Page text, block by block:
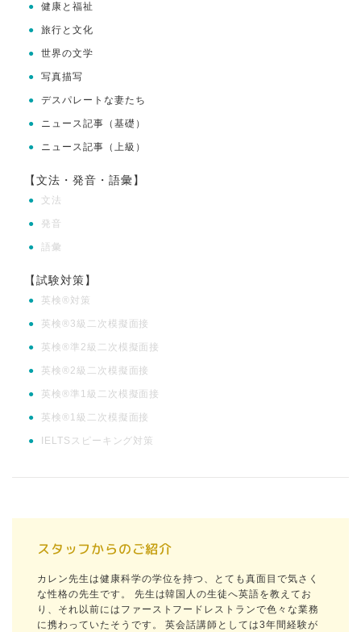
● 健康と福祉
● 旅行と文化
● 世界の文学
● 写真描写
● デスパレートな妻たち
● ニュース記事（基礎）
● ニュース記事（上級）
【文法・発音・語彙】
● 文法
● 発音
● 語彙
【試験対策】
● 英検®対策
● 英検®3級二次模擬面接
● 英検®準2級二次模擬面接
● 英検®2級二次模擬面接
● 英検®準1級二次模擬面接
● 英検®1級二次模擬面接
● IELTSスピーキング対策
スタッフからのご紹介
カレン先生は健康科学の学位を持つ、とても真面目で気さく
な性格の先生です。 先生は韓国人の生徒へ英語を教えてお
り、それ以前にはファーストフードレストランで色々な業務
に携わっていたそうです。 英会話講師としては3年間経験が